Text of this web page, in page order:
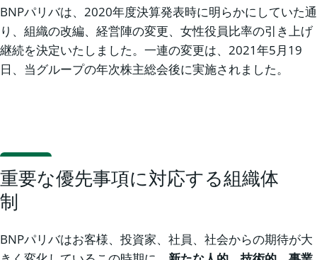
BNPパリバは、2020年度決算発表時に明らかにしていた通
り、組織の改編、経営陣の変更、女性役員比率の引き上げ
継続を決定いたしました。一連の変更は、2021年5月19
日、当グループの年次株主総会後に実施されました。
重要な優先事項に対応する組織体
制
BNPパリバはお客様、投資家、社員、社会からの期待が大